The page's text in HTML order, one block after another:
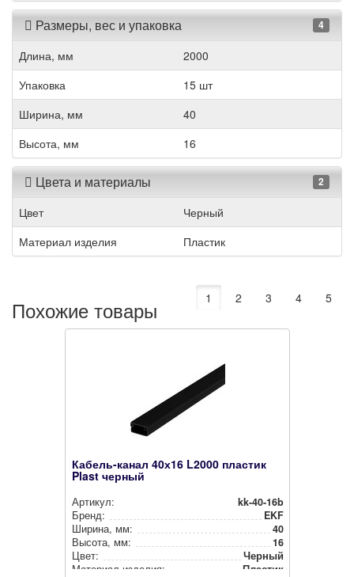
Размеры, вес и упаковка 4
Длина, мм
2000
Упаковка
15 шт
Ширина, мм
40
Высота, мм
16
Цвета и материалы 2
Цвет
Черный
Материал изделия
Пластик
Похожие товары 1 2 3 4 5
Кабель-канал 40х16 L2000 пластик
Plast черный
Артикул:
kk-40-16b
Бренд:
EKF
Ширина, мм:
40
Высота, мм:
16
Цвет:
Черный
Материал изделия:
Пластик